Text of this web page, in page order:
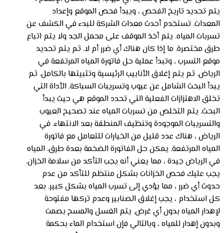
يتم تحديد تاريخ الفحص ، ويبدأ فحص الموقع وإعداد
المعدات. تستخدم أحدث معدات الشركة للبدء في الكشف عن
تسربات المياه. يتم أخذ الموقف على محمل الجد ولا يتم اتباع
طرق مختصرة. ما إذا كان هناك أي ضرر أم لا. ثم يتم تحديد
موقع التسرب ، وتبدأ عملية حل فاتورة المياه المرتفعة في
الرياض. ثم يتم إغلاق الأنابيب الرئيسية وتثبيتها بالكامل. ثم
يبدأ البحث الشامل عن عيوب وتسريبات السباكة. الأداة التي
تخلق الاهتزازات الفعلية التي تحدد الموقع هي حيث يبدأ
البحث. يتم التخلص من تسربات المياه عند تصحيح العيوب
والتسريبات الموجودة وتنظيف المنطقة بعد الانتهاء. في
الرياض ، هناك عدد قليل من الخيارات للتعامل مع فاتورة
المياه المرتفعة. يمكن حل الفاتورة الضخمة بعدة طرق. المياه
في الرياض جيدة ، مما يعني أنه يجب التأكد من سلامة الخزان.
يجب عليك فحص الخزانات بشكل منتظم للتأكد من عدم
حدوث أي ضرر ، مما يؤدي إلى تسرب المياه بشكل كبير. بعد
كل استخدام ، يجب إغلاق الصنابير وعدم تركها مفتوحة
لإهدار المياه بدون أي غرض. يتم الغسل والمسح بصمت
وبدون إهدار للمياه ، وبالتالي فإن استخدام الماء بحكمة